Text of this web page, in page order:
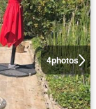
4photos